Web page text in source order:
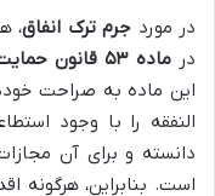
در مورد جرم ترک انفاق،
درماده ۵۳ قانون حمایت خانواده مصوب ۱۳۹۱
این ماده به صراحت
النفقه را با وجود
دانسته و برای آن
است. بنابراین، هرگونه